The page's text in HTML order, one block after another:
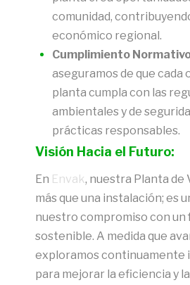
comunidad,
económico regional.
Cumplimiento
aseguramos de que cada
planta cumpla con las
ambientales y de
prácticas responsables.
Visión Hacia el Futuro:
En Envak, nuestra Planta de
más que una instalación; es
nuestro compromiso con un
sostenible. A medida que
exploramos continuamente
para mejorar la eficiencia y